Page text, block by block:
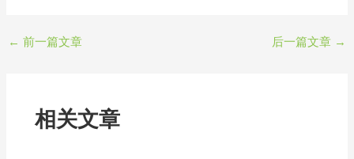
← 前一篇文章 后一篇文章 →
相关文章